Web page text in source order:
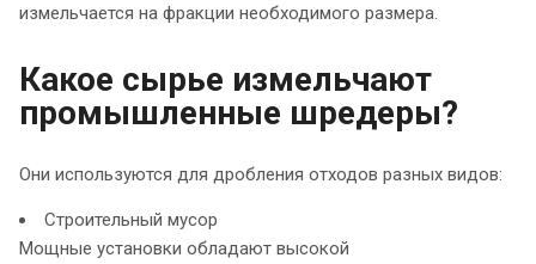
измельчается на фракции необходимого размера.
Какое сырье измельчают
промышленные шредеры?
Они используются для дробления отходов разных видов:
Строительный мусор
Мощные установки обладают высокой